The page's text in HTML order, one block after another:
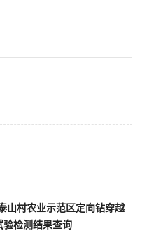
山村农业示范区定向钻穿越
验检测结果查询